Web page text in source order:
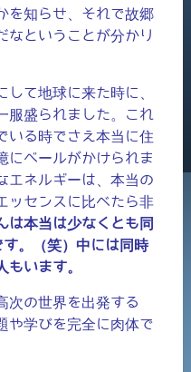
を知らせ、それで故郷
なということが分かり
て地球に来た時に、
服盛られました。これ
いる時でさえ本当に住
にベールがかけられま
エネルギーは、本当の
ッセンスに比べたら非
は本当は少なくとも同
。（笑）中には同時
もいます。
次の世界を出発する
や学びを完全に肉体で